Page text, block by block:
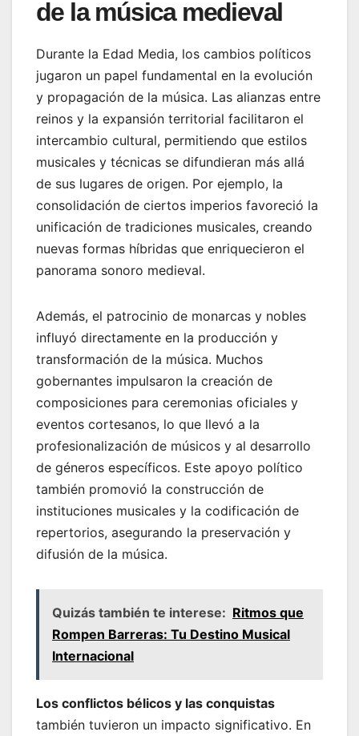
de la música medieval
Durante la Edad Media, los cambios políticos
jugaron un papel fundamental en la evolución
y propagación de la música. Las alianzas entre
reinos y la expansión territorial facilitaron el
intercambio cultural, permitiendo que estilos
musicales y técnicas se difundieran más allá
de sus lugares de origen. Por ejemplo, la
consolidación de ciertos imperios favoreció la
unificación de tradiciones musicales, creando
nuevas formas híbridas que enriquecieron el
panorama sonoro medieval.
Además, el patrocinio de monarcas y nobles
influyó directamente en la producción y
transformación de la música. Muchos
gobernantes impulsaron la creación de
composiciones para ceremonias oficiales y
eventos cortesanos, lo que llevó a la
profesionalización de músicos y al desarrollo
de géneros específicos. Este apoyo político
también promovió la construcción de
instituciones musicales y la codificación de
repertorios, asegurando la preservación y
difusión de la música.
Quizás también te interese: Ritmos que
Rompen Barreras: Tu Destino Musical
Internacional
Los conflictos bélicos y las conquistas
también tuvieron un impacto significativo. En